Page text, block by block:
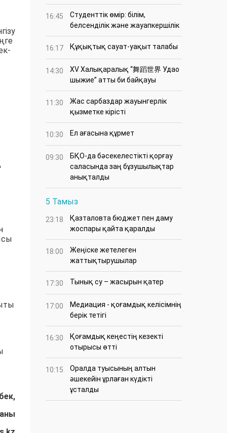
16:45
Студенттік өмір: білім,
белсенділік және жауапкершілік
16:17 Құқықтық сауат-уақыт талабы
14:30
XV Халықаралық “舞蹈世界 Удао
шыжие” атты би байқауы
11:30
Жас сарбаздар жауынгерлік
қызметке кірісті
10:30 Ел ағасына құрмет
09:30
БҚО-да бәсекелестікті қорғау
саласында заң бұзушылықтар
анықталды
5 Тамыз
23:18
Қазталовта бюджет пен даму
жоспары қайта қаралды
18:00
Жеңіске жетелеген
жаттықтырушылар
17:30 Тынық су – жасырын қатер
17:00
Медиация - қоғамдық келісімнің
берік тетігі
16:30
Қоғамдық кеңестің кезекті
отырысы өтті
10:15
Оралда туысының алтын
әшекейін ұрлаған күдікті
ұсталды